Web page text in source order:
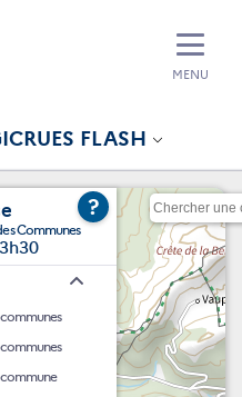
FLASH
MENU
Communes
?
communes
communes
commune